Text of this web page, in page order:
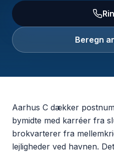
Beregn
Aarhus C dækker
bymidte med karréer fra
brokvarterer fra
lejligheder ved havnen.